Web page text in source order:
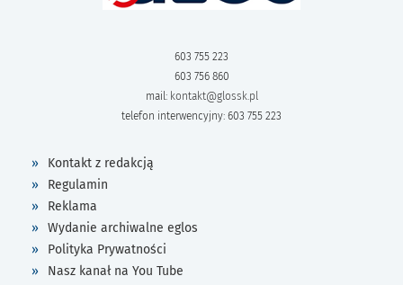
603 755 223
603 756 860
mail: kontakt@glossk.pl
telefon interwencyjny: 603 755 223
Kontakt z redakcją
Regulamin
Reklama
Wydanie archiwalne eglos
Polityka Prywatności
Nasz kanał na You Tube